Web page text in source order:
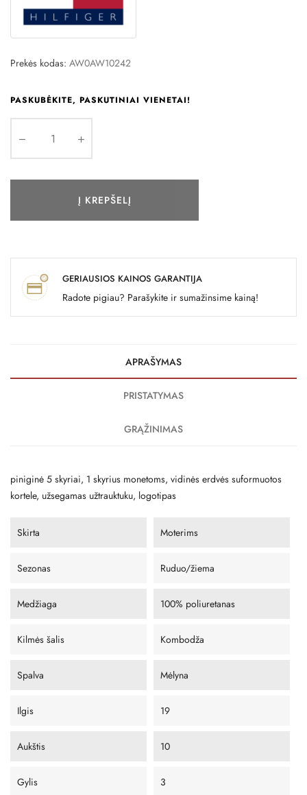
Prekės kodas: AW0AW10242
PASKUBĖKITE, PASKUTINIAI VIENETAI!
Į KREPŠELĮ
GERIAUSIOS KAINOS GARANTIJA
Radote pigiau? Parašykite ir sumažinsime kainą!
APRAŠYMAS
PRISTATYMAS
GRĄŽINIMAS
piniginė 5 skyriai, 1 skyrius monetoms, vidinės erdvės suformuotos
kortele, užsegamas užtrauktuku, logotipas
Skirta Moterims
Sezonas Ruduo/žiema
Medžiaga 100% poliuretanas
Kilmės šalis Kombodža
Spalva Mėlyna
Ilgis 19
Aukštis 10
Gylis 3